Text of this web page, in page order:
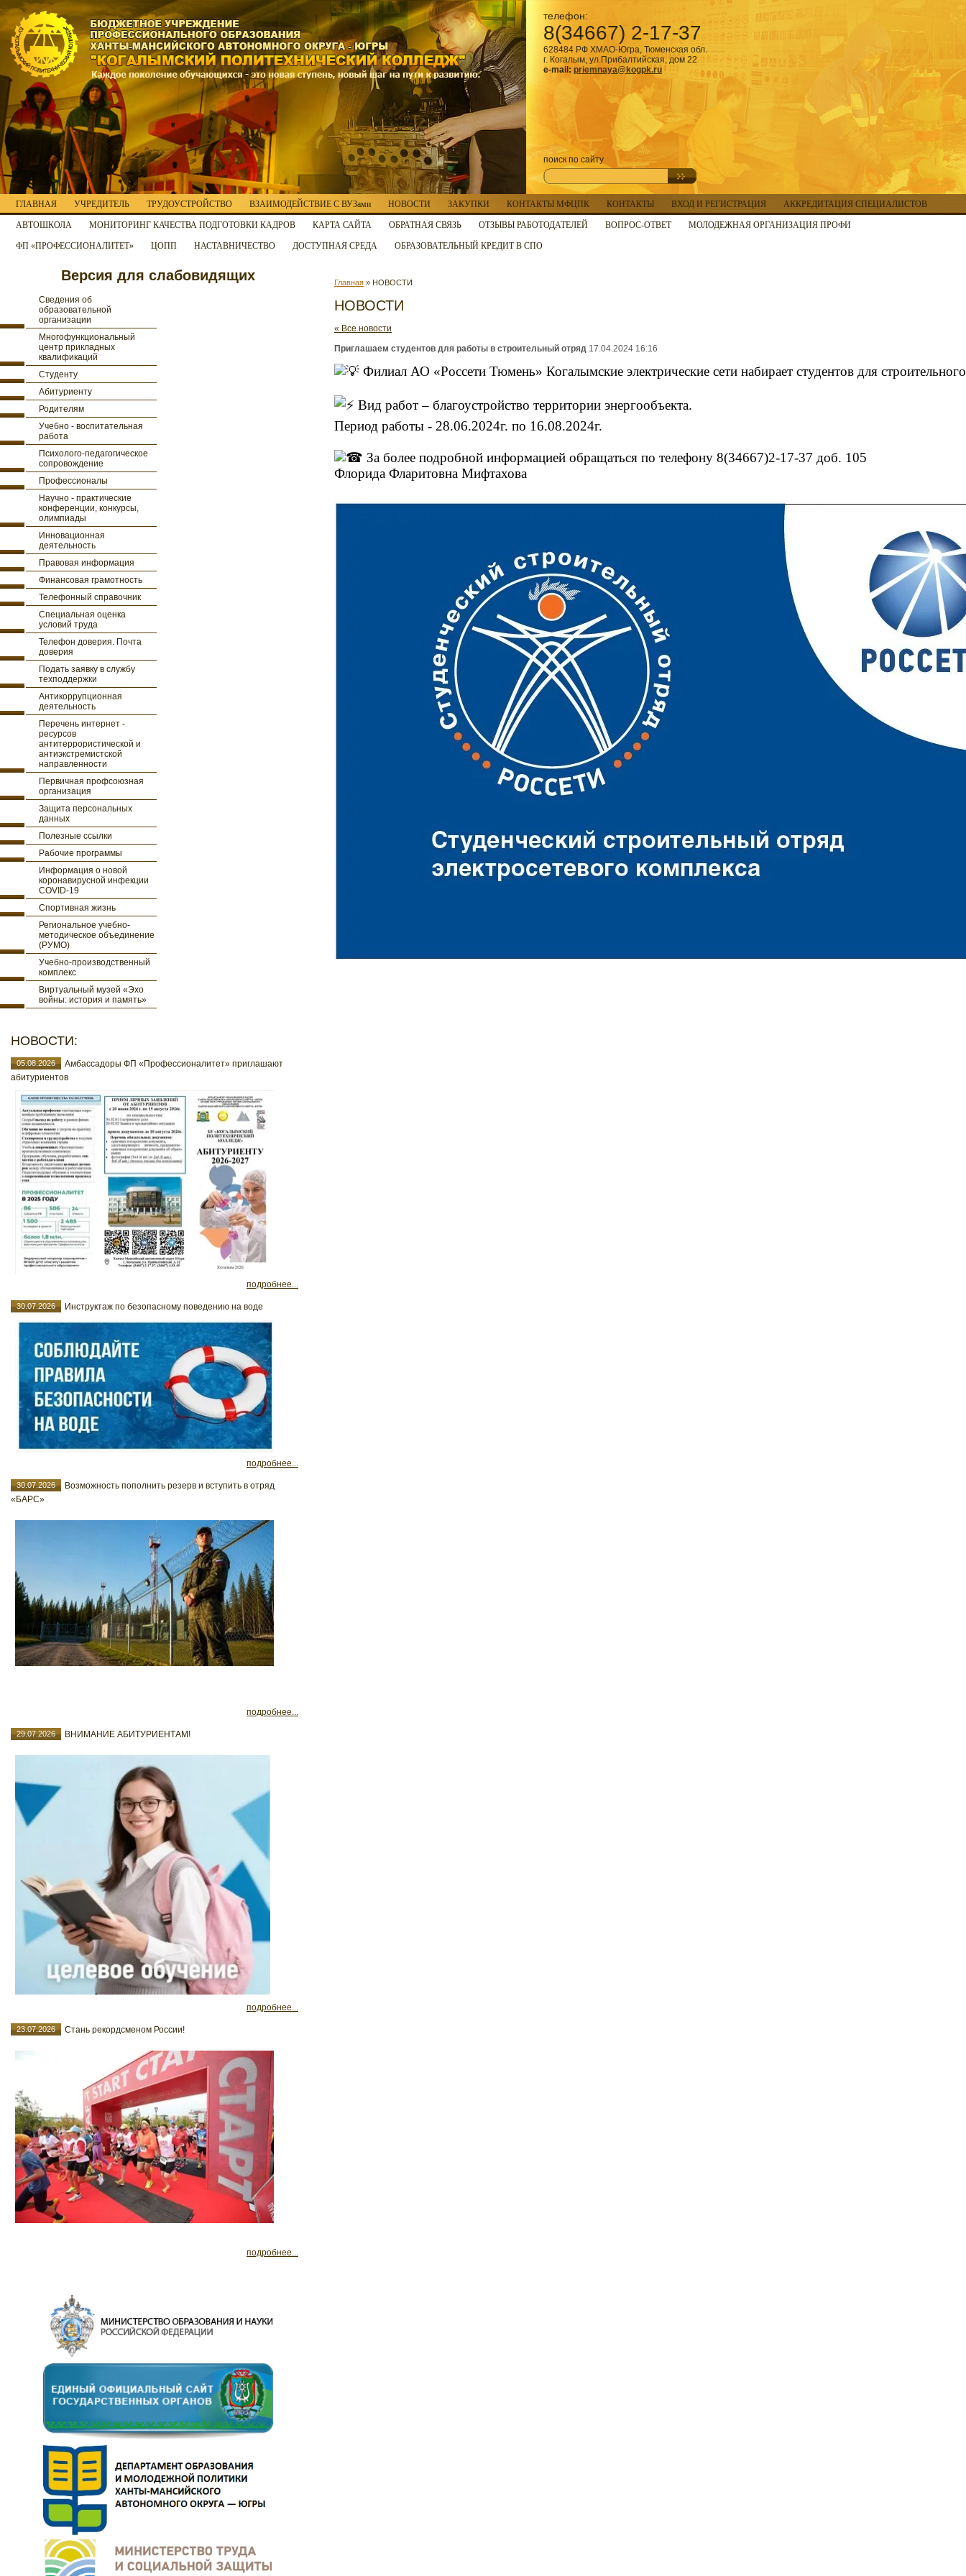
телефон:
8(34667) 2-17-37
628484 РФ ХМАО-Югра, Тюменская обл.
г. Когалым, ул.Прибалтийская, дом 22
e-mail: priemnaya@kogpk.ru
поиск по сайту
ГЛАВНАЯ УЧРЕДИТЕЛЬ ТРУДОУСТРОЙСТВО ВЗАИМОДЕЙСТВИЕ С ВУЗами НОВОСТИ ЗАКУПКИ КОНТАКТЫ МФЦПК КОНТАКТЫ ВХОД И РЕГИСТРАЦИЯ АККРЕДИТАЦИЯ СПЕЦИАЛИСТОВ
АВТОШКОЛА МОНИТОРИНГ КАЧЕСТВА ПОДГОТОВКИ КАДРОВ КАРТА САЙТА ОБРАТНАЯ СВЯЗЬ ОТЗЫВЫ РАБОТОДАТЕЛЕЙ ВОПРОС-ОТВЕТ МОЛОДЕЖНАЯ ОРГАНИЗАЦИЯ ПРОФИ
ФП «ПРОФЕССИОНАЛИТЕТ» ЦОПП НАСТАВНИЧЕСТВО ДОСТУПНАЯ СРЕДА ОБРАЗОВАТЕЛЬНЫЙ КРЕДИТ В СПО
Версия для слабовидящих
Сведения об
образовательной
организации
Многофункциональный
центр прикладных
квалификаций
Студенту
Абитуриенту
Родителям
Учебно - воспитательная
работа
Психолого-педагогическое
сопровождение
Профессионалы
Научно - практические
конференции, конкурсы,
олимпиады
Инновационная
деятельность
Правовая информация
Финансовая грамотность
Телефонный справочник
Специальная оценка
условий труда
Телефон доверия. Почта
доверия
Подать заявку в службу
техподдержки
Антикоррупционная
деятельность
Перечень интернет -
ресурсов
антитеррористической и
антиэкстремистской
направленности
Первичная профсоюзная
организация
Защита персональных
данных
Полезные ссылки
Рабочие программы
Информация о новой
коронавирусной инфекции
COVID-19
Спортивная жизнь
Региональное учебно-
методическое объединение
(РУМО)
Учебно-производственный
комплекс
Виртуальный музей «Эхо
войны: история и память»
НОВОСТИ:
05.08.2026
Амбассадоры ФП «Профессионалитет» приглашают
абитуриентов
подробнее...
30.07.2026 Инструктаж по безопасному поведению на воде
подробнее...
30.07.2026
Возможность пополнить резерв и вступить в отряд
«БАРС»
подробнее...
29.07.2026 ВНИМАНИЕ АБИТУРИЕНТАМ!
подробнее...
23.07.2026 Стань рекордсменом России!
подробнее...
Главная » НОВОСТИ
НОВОСТИ
« Все новости
Приглашаем студентов для работы в строительный отряд 17.04.2024 16:16
Филиал АО «Россети Тюмень» Когалымские электрические сети набирает студентов для
Вид работ – благоустройство территории энергообъекта.
Период работы - 28.06.2024г. по 16.08.2024г.
За более подробной информацией обращаться по телефону 8(34667)2-17-37 доб. 105
Флорида Фларитовна Мифтахова